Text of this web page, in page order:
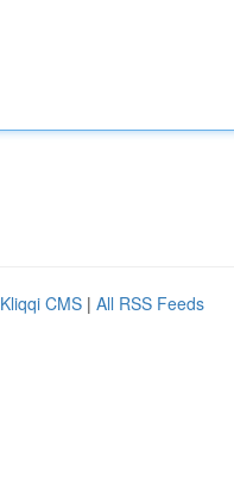
Kliqqi CMS | All RSS Feeds